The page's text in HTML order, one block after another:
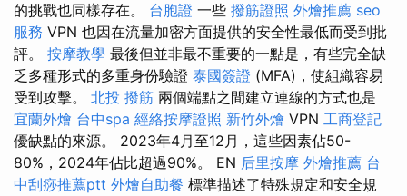
的挑戰也同樣存在。 台胞證 一些 撥筋證照 外燴推薦 seo
服務 VPN 也因在流量加密方面提供的安全性最低而受到批
評。 按摩教學 最後但並非最不重要的一點是，有些完全缺
乏多種形式的多重身份驗證 泰國簽證 (MFA)，使組織容易
受到攻擊。 北投 撥筋 兩個端點之間建立連線的方式也是
宜蘭外燴 台中spa 經絡按摩證照 新竹外燴 VPN 工商登記
優缺點的來源。 2023年4月至12月，這些因素佔50-
80%，2024年佔比超過90%。 EN 后里按摩 外燴推薦 台
中刮痧推薦ptt 外燴自助餐 標準描述了特殊規定和安全規